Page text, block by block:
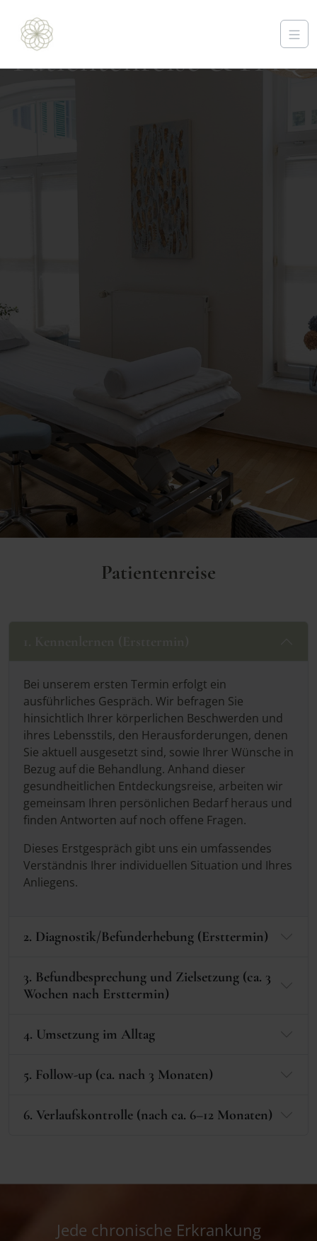
Patientenreise & FAQ
Patientenreise
Bei unserem ersten Termin erfolgt ein
ausführliches Gespräch. Wir befragen Sie
hinsichtlich Ihrer körperlichen Beschwerden und
ihres Lebensstils, den Herausforderungen, denen
Sie aktuell ausgesetzt sind, sowie Ihrer Wünsche in
Bezug auf die Behandlung. Anhand dieser
gesundheitlichen Entdeckungsreise, arbeiten wir
gemeinsam Ihren persönlichen Bedarf heraus und
finden Antworten auf noch offene Fragen.
Dieses Erstgespräch gibt uns ein umfassendes
Verständnis Ihrer individuellen Situation und Ihres
Anliegens.
2. Diagnostik/Befunderhebung (Ersttermin)
3. Befundbesprechung und Zielsetzung (ca. 3
Wochen nach Ersttermin)
4. Umsetzung im Alltag
5. Follow-up (ca. nach 3 Monaten)
6. Verlaufskontrolle (nach ca. 6–12 Monaten)
Jede chronische Erkrankung